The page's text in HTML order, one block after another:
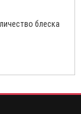
блеска